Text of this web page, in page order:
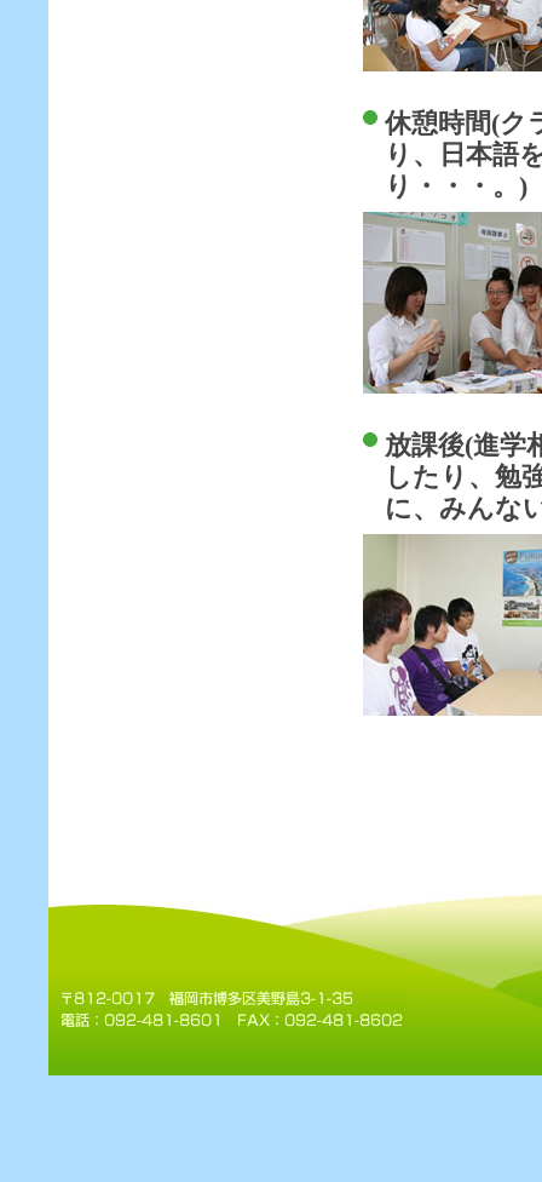
休憩時間(ク
り、日本語
り・・・。)
放課後(進学
したり、勉
に、みんな